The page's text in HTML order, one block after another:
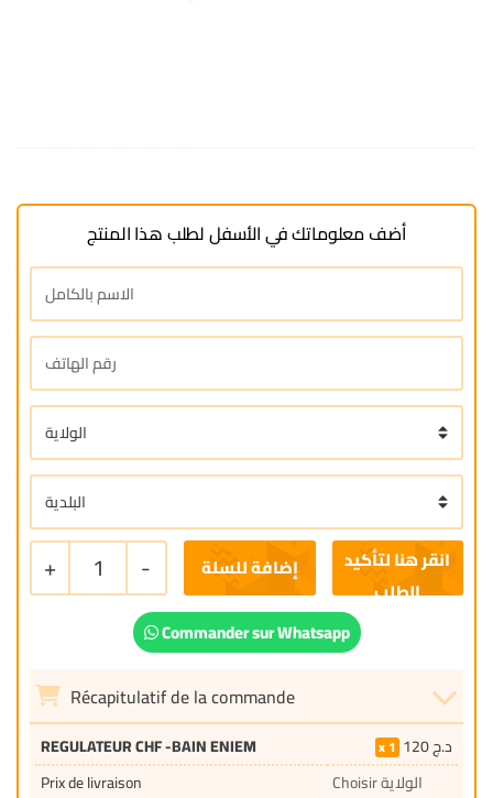
أضف معلوماتك في الأسفل لطلب هذا المنتج
+ 1 - إضافة للسلة
Commander sur Whatsapp
Récapitulatif de la commande
REGULATEUR CHF -BAIN ENIEM 1 120د.ج
Prix de livraison
Choisir الولاية